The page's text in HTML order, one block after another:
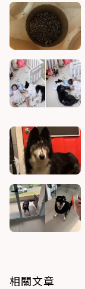
相關文章